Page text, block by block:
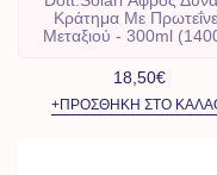
Κράτημα Με
Μεταξιού - 300ml
18,50€
+ΠΡΟΣΘΉΚΗ ΣΤΟ